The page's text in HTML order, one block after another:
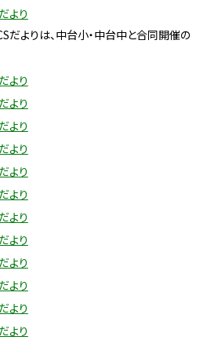
より
よりは、中台小・中台中と合同開催の
より
より
より
より
より
より
より
より
より
より
より
より